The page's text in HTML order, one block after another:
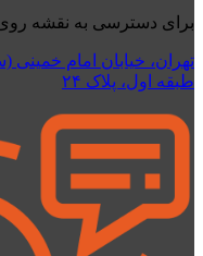
برای دسترسی به نقشه روی
تهران، خیابان امام خمینی
طبقه اول، پلاک ۲۴